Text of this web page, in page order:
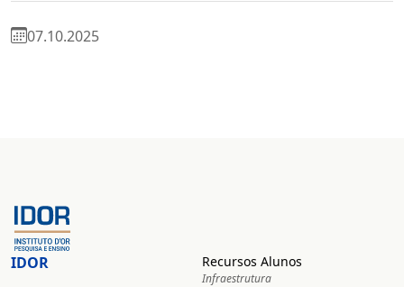
07.10.2025
IDOR Recursos Alunos
Infraestrutura